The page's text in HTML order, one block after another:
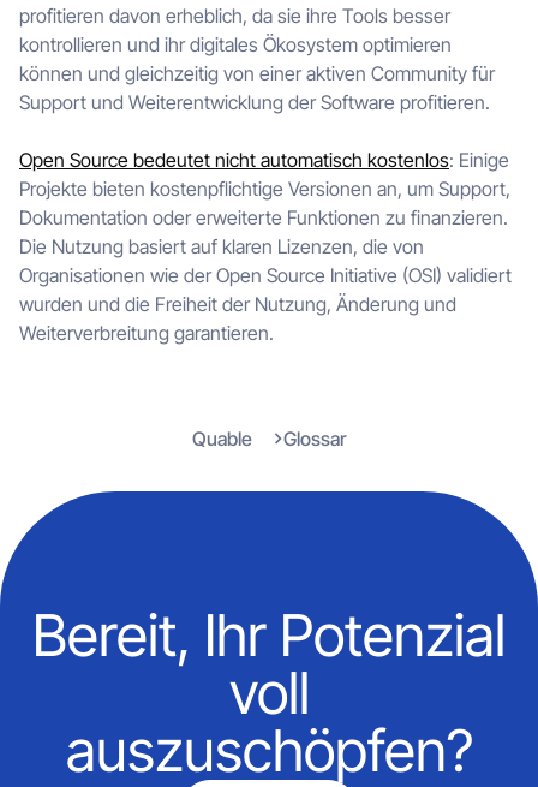
profitieren davon erheblich, da sie ihre Tools besser
kontrollieren und ihr digitales Ökosystem optimieren
können und gleichzeitig von einer aktiven Community für
Support und Weiterentwicklung der Software profitieren.
Open Source bedeutet nicht automatisch kostenlos: Einige
Projekte bieten kostenpflichtige Versionen an, um Support,
Dokumentation oder erweiterte Funktionen zu finanzieren.
Die Nutzung basiert auf klaren Lizenzen, die von
Organisationen wie der Open Source Initiative (OSI) validiert
wurden und die Freiheit der Nutzung, Änderung und
Weiterverbreitung garantieren.
Quable Glossar
Bereit, Ihr Potenzial
voll
auszuschöpfen?